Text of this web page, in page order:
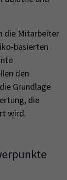
die Mitarbeiter
basierten
den
Grundlage
die
wird.